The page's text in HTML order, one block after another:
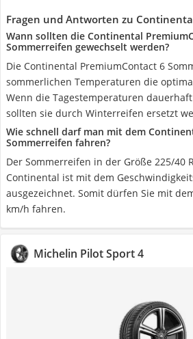
Fragen und Antworten zu
Wann sollten die Continental
Sommerreifen gewechselt werden?
Die Continental PremiumContact 6
sommerlichen Temperaturen die
Wenn die Tagestemperaturen
sollten sie durch Winterreifen ersetzt
Wie schnell darf man mit dem
Sommerreifen fahren?
Der Sommerreifen in der Größe 225/40
Continental ist mit dem
ausgezeichnet. Somit dürfen Sie mit
km/h fahren.
Michelin Pilot Sport 4